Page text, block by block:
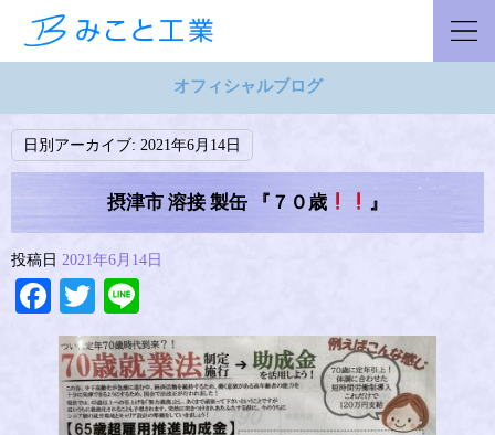
オフィシャルブログ
日別アーカイブ: 2021年6月14日
摂津市 溶接 製缶 『７０歳 』
投稿日 2021年6月14日
Facebook
Twitter